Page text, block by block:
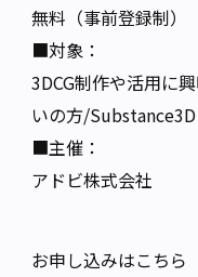
無料（事前登録制）
■対象：
3DCG制作や活用に
いの方/
■主催：
アドビ株式会社
お申し込みはこち